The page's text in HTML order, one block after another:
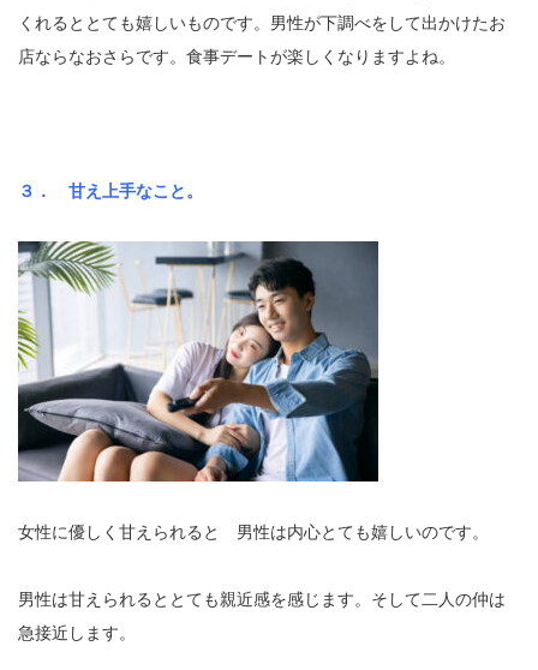
くれるととても嬉しいものです。男性が下調べをして出かけたお
店ならなおさらです。食事デートが楽しくなりますよね。
３． 甘え上手なこと。
女性に優しく甘えられると 男性は内心とても嬉しいのです。
男性は甘えられるととても親近感を感じます。そして二人の仲は
急接近します。